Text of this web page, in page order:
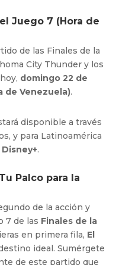
Juego 7 (Hora de
de las Finales de la
City Thunder y los
domingo 22 de
de Venezuela).
disponible a través
y para Latinoamérica
Disney+.
Palco para la
de la acción y
7 de las Finales de la
en primera fila, El
ideal. Sumérgete
de este partido que